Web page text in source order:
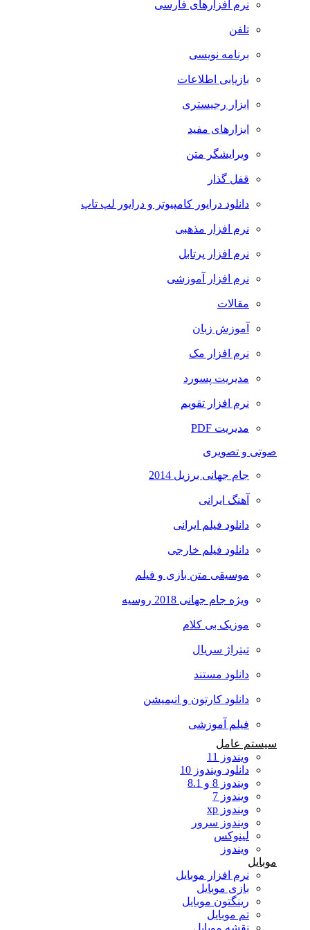
نرم افزارهای فارسی
تلفن
برنامه نویسی
بازیابی اطلاعات
ابزار رجیستری
ابزارهای مفید
ویرایشگر متن
قفل گذار
دانلود درایور کامپیوتر و درایور لپ تاپ
نرم افزار مذهبی
نرم افزار پرتابل
نرم افزار آموزشی
مقالات
آموزش زبان
نرم افزار مک
مدیریت پسورد
نرم افزار تقویم
مدیریت PDF
صوتی و تصویری
جام جهانی برزیل 2014
آهنگ ایرانی
دانلود فیلم ایرانی
دانلود فیلم خارجی
موسیقی متن بازی و فیلم
ویژه جام جهانی 2018 روسیه
موزیک بی کلام
تیتراژ سریال
دانلود مستند
دانلود کارتون و انیمیشن
فیلم آموزشی
سیستم عامل
ویندوز 11
دانلود ویندوز 10
ویندوز 8 و 8.1
ویندوز 7
ویندوز xp
ویندوز سرور
لینوکس
ویندوز
موبایل
نرم افزار موبایل
بازی موبایل
رینگتون موبایل
تم موبایل
نقشه موبایل